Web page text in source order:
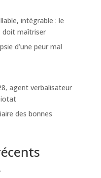
intégrable : le
doit maîtriser
d’une peur mal
agent verbalisateur
des bonnes